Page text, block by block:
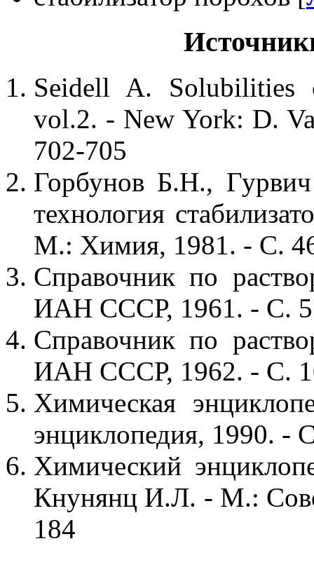
Seidell A. Solubilities
vol.2. - New York: D.
702-705
Горбунов Б.Н.,
технология
М.: Химия, 1981. - С.
Справочник по
ИАН СССР, 1961. - С.
Справочник по
ИАН СССР, 1962. - С.
Химическая
энциклопедия, 1990. -
Химический
Кнунянц И.Л. - М.:
184